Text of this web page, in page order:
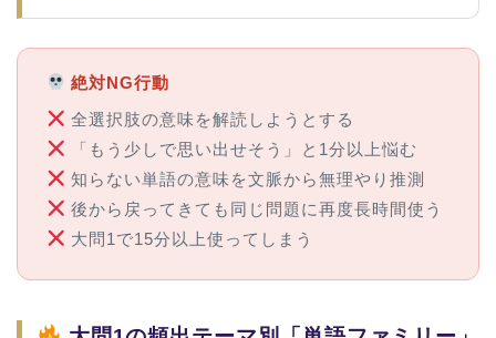
絶対NG行動
全選択肢の意味を解読しようとする
「もう少しで思い出せそう」と1分以上悩む
知らない単語の意味を文脈から無理やり推測
後から戻ってきても同じ問題に再度長時間使う
大問1で15分以上使ってしまう